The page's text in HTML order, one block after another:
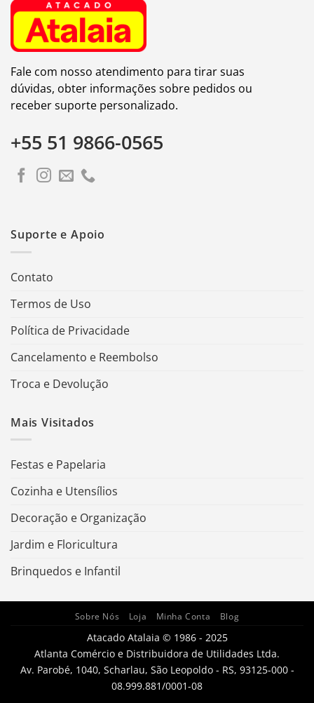
Fale com nosso atendimento para tirar suas
dúvidas, obter informações sobre pedidos ou
receber suporte personalizado.
+55 51 9866-0565
Suporte e Apoio
Contato
Termos de Uso
Política de Privacidade
Cancelamento e Reembolso
Troca e Devolução
Mais Visitados
Festas e Papelaria
Cozinha e Utensílios
Decoração e Organização
Jardim e Floricultura
Brinquedos e Infantil
Sobre Nós Loja Minha Conta Blog
Atacado Atalaia © 1986 - 2025
Atlanta Comércio e Distribuidora de Utilidades Ltda.
Av. Parobé, 1040, Scharlau, São Leopoldo - RS, 93125-000 -
08.999.881/0001-08